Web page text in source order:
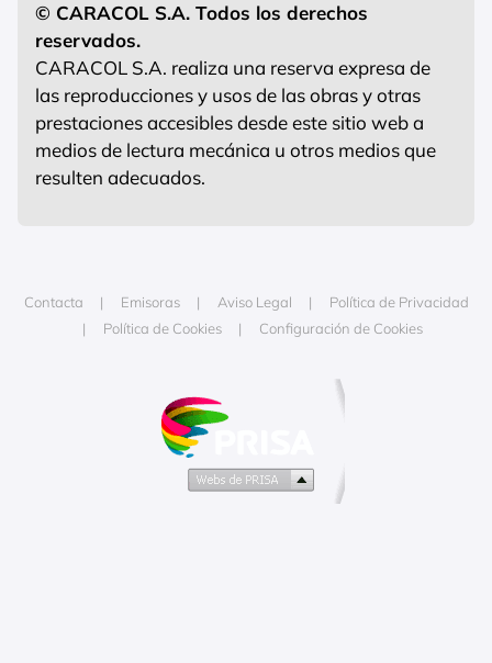
© CARACOL S.A. Todos los derechos
reservados.
CARACOL S.A. realiza una reserva expresa de
las reproducciones y usos de las obras y otras
prestaciones accesibles desde este sitio web a
medios de lectura mecánica u otros medios que
resulten adecuados.
Contacta Emisoras Aviso Legal
Política de Privacidad
Política de Cookies
Configuración de Cookies